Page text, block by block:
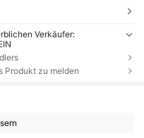
Verkäufer:
Produkt zu melden